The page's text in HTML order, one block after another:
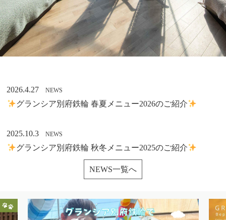
2026.4.27 NEWS
グランシア別府鉄輪 春夏メニュー2026のご紹介
2025.10.3 NEWS
グランシア別府鉄輪 秋冬メニュー2025のご紹介
旅行を楽しむファミリープラン】
NEWS一覧へ